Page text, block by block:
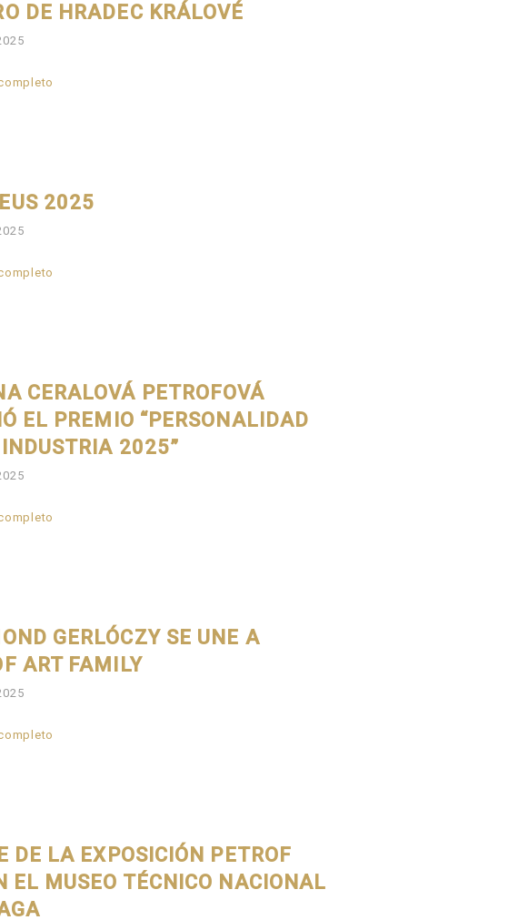
DE HRADEC KRÁLOVÉ
2025
CERALOVÁ PETROFOVÁ
EL PREMIO “PERSONALIDAD
2025”
GERLÓCZY SE UNE A
ART FAMILY
DE LA EXPOSICIÓN PETROF
EL MUSEO TÉCNICO NACIONAL